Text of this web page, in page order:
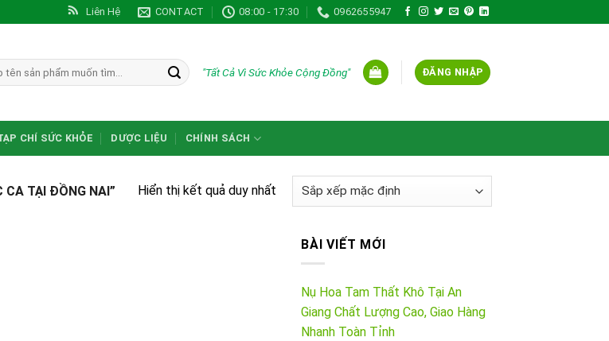
Liên Hệ CONTACT 08:00 - 17:30 0962655947
"Tất Cả Vì Sức Khỏe Cộng Đồng" ĐĂNG NHẬP
CHÍ SỨC KHỎE DƯỢC LIỆU CHÍNH SÁCH
CA TẠI ĐỒNG NAI” Hiển thị kết quả duy nhất
BÀI VIẾT MỚI
Nụ Hoa Tam Thất Khô Tại An
Giang Chất Lượng Cao, Giao Hàng
Nhanh Toàn Tỉnh